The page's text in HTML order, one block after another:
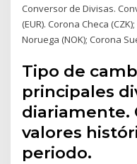
Conversor de Divisas.
(EUR). Corona Checa
Noruega (NOK); Corona
Tipo de
principales
diariamente.
valores
periodo.